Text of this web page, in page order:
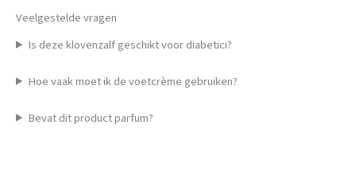
Veelgestelde vragen
Is deze klovenzalf geschikt voor diabetici?
Hoe vaak moet ik de voetcrème gebruiken?
Bevat dit product parfum?